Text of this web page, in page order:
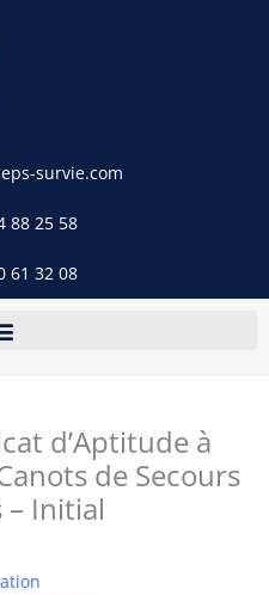
survie.com
88 25 58
61 32 08
d’Aptitude à
de Secours
– Initial